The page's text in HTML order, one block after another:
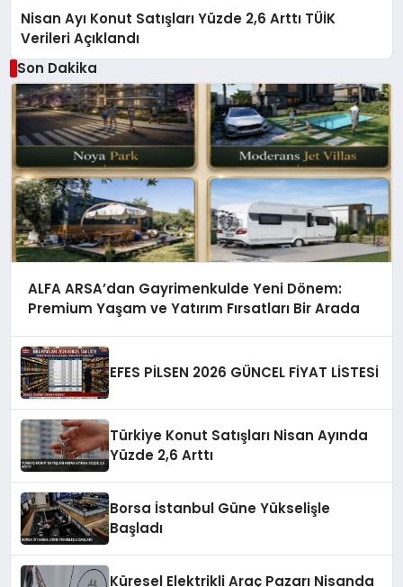
Nisan Ayı Konut Satışları Yüzde 2,6 Arttı TÜİK
Verileri Açıklandı
Son Dakika
ALFA ARSA’dan Gayrimenkulde Yeni Dönem:
Premium Yaşam ve Yatırım Fırsatları Bir Arada
EFES PİLSEN 2026 GÜNCEL FİYAT LİSTESİ
Türkiye Konut Satışları Nisan Ayında
Yüzde 2,6 Arttı
Borsa İstanbul Güne Yükselişle
Başladı
Küresel Elektrikli Araç Pazarı Nisanda